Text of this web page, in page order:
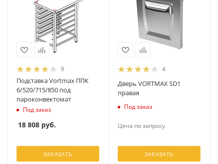
9
Подставка Vortmax ППК
6/520/715/850 под
пароконвектомат
Под заказ
18 808 руб.
ЗАКАЗАТЬ
4
Дверь VORTMAX SD1
правая
Под заказ
Цена по запросу
ЗАКАЗАТЬ